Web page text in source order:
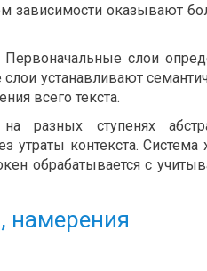
зависимости оказывают
Первоначальные слои
устанавливают
всего текста.
разных ступенях
утраты контекста. Система
обрабатывается с
намерения